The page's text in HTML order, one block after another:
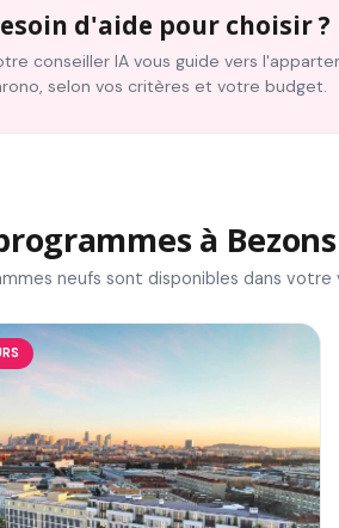
d'aide pour choisir ?
conseiller IA vous guide vers
selon vos critères et votre budget.
à Bezons
neufs sont disponibles dans votre